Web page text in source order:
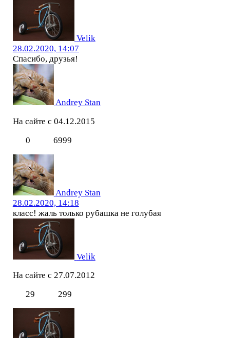
Velik
28.02.2020, 14:07
Спасибо, друзья!
Andrey Stan
На сайте с 04.12.2015
0
6999
Andrey Stan
28.02.2020, 14:18
класс! жаль только рубашка не голубая
Velik
На сайте с 27.07.2012
29
299